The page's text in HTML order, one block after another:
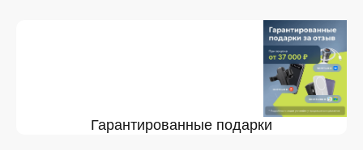
Гарантированные подарки